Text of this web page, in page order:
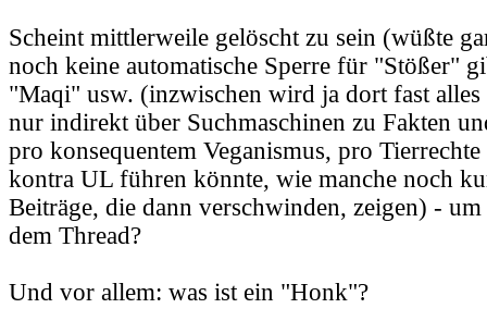
Scheint mittlerweile gelöscht zu sein (wüßte
noch keine automatische Sperre für "Stößer"
"Maqi" usw. (inzwischen wird ja dort fast alles
nur indirekt über Suchmaschinen zu Fakten
pro konsequentem Veganismus, pro
kontra UL führen könnte, wie manche noch
Beiträge, die dann verschwinden, zeigen) -
dem Thread?
Und vor allem: was ist ein "Honk"?